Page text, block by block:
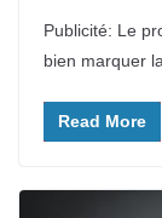
Publicité: Le
bien marquer
Read More